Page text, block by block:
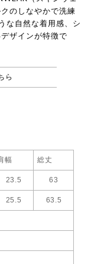
のしなやかで洗練
な自然な着用感、シ
ザインが特徴で
ら
幅 総丈
23.5 63
25.5 63.5